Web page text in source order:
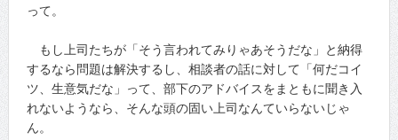
って。
もし上司たちが「そう言われてみりゃあそうだな」と納得
するなら問題は解決するし、相談者の話に対して「何だコイ
ツ、生意気だな」って、部下のアドバイスをまともに聞き入
れないようなら、そんな頭の固い上司なんていらないじゃ
ん。